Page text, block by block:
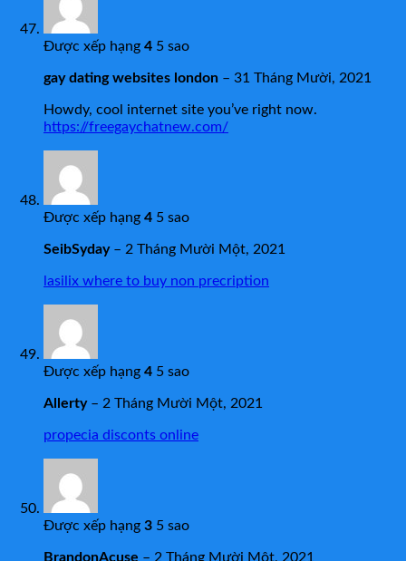
Được xếp hạng 4 5 sao
gay dating websites london – 31 Tháng Mười, 2021
Howdy, cool internet site you’ve right now.
https://freegaychatnew.com/
Được xếp hạng 4 5 sao
SeibSyday – 2 Tháng Mười Một, 2021
lasilix where to buy non precription
Được xếp hạng 4 5 sao
Allerty – 2 Tháng Mười Một, 2021
propecia disconts online
Được xếp hạng 3 5 sao
BrandonAcuse – 2 Tháng Mười Một, 2021